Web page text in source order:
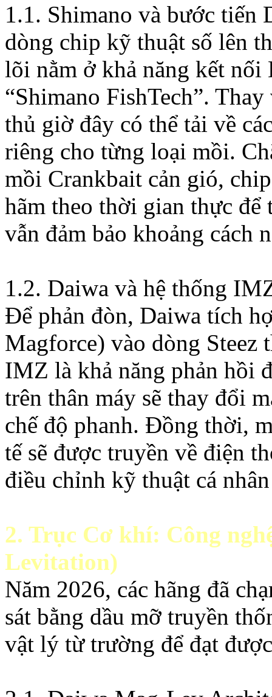
1.1. Shimano và bước tiến
dòng chip kỹ thuật số lên
lõi nằm ở khả năng kết
“Shimano FishTech”.
thủ giờ đây có thể tải về
riêng cho từng loại mồi.
mồi Crankbait cản gió,
hãm theo thời gian thực
vẫn đảm bảo khoảng cách
1.2. Daiwa và hệ thống
Để phản đòn, Daiwa tích
Magforce) vào dòng Steez
IMZ là khả năng phản hồi
trên thân máy sẽ thay đổi
chế độ phanh. Đồng thời,
tế sẽ được truyền về điện
điều chỉnh kỹ thuật cá
2. Trục Cơ khí: Công
Levitation)
Năm 2026, các hãng đã
sát bằng dầu mỡ truyền
vật lý từ trường để đạt